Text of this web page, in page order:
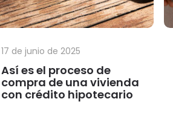
Así es el proceso de
compra de una vivienda
con crédito hipotecario
17 de junio de 2025